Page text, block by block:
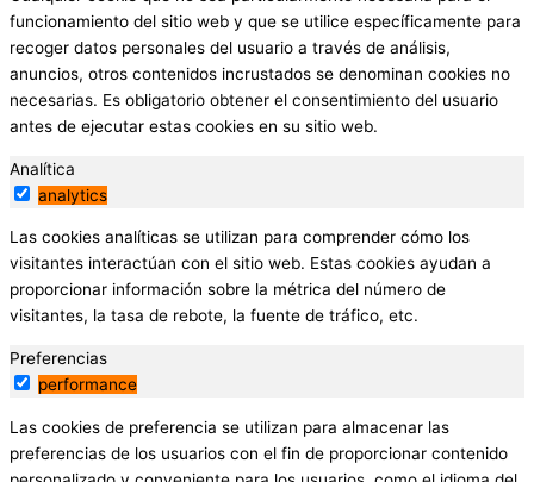
funcionamiento del sitio web y que se utilice específicamente para
recoger datos personales del usuario a través de análisis,
anuncios, otros contenidos incrustados se denominan cookies no
necesarias. Es obligatorio obtener el consentimiento del usuario
antes de ejecutar estas cookies en su sitio web.
Analítica
analytics
Las cookies analíticas se utilizan para comprender cómo los
visitantes interactúan con el sitio web. Estas cookies ayudan a
proporcionar información sobre la métrica del número de
visitantes, la tasa de rebote, la fuente de tráfico, etc.
Preferencias
performance
Las cookies de preferencia se utilizan para almacenar las
preferencias de los usuarios con el fin de proporcionar contenido